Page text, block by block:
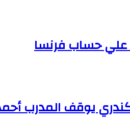
علي حساب فرنسا
يوقف المدرب أحمد